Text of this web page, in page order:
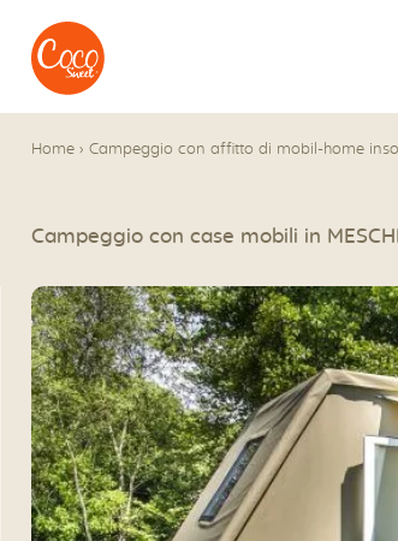
Vai al menu
Accedi al contenuto
Home › Campeggio con affitto di mobil-home
Campeggio con case mobili in